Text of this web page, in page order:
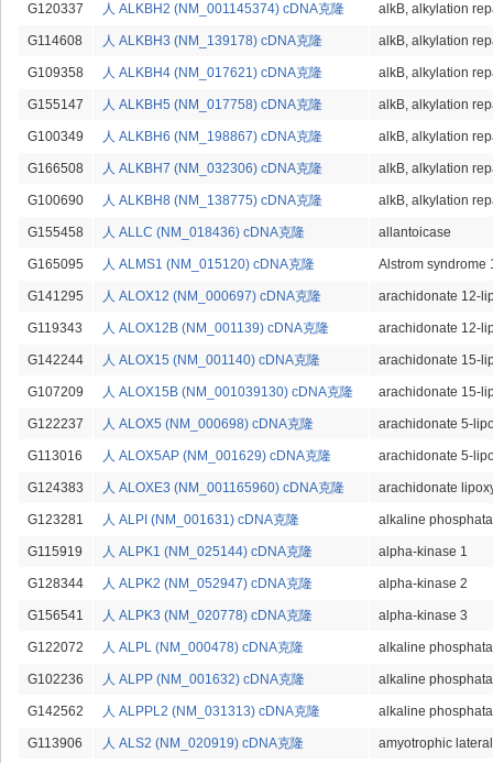
G120337 人 ALKBH2 (NM_001145374) cDNA克隆 alkB, alkylation
G114608 人 ALKBH3 (NM_139178) cDNA克隆 alkB, alkylation
G109358 人 ALKBH4 (NM_017621) cDNA克隆 alkB, alkylation
G155147 人 ALKBH5 (NM_017758) cDNA克隆 alkB, alkylation
G100349 人 ALKBH6 (NM_198867) cDNA克隆 alkB, alkylation
G166508 人 ALKBH7 (NM_032306) cDNA克隆 alkB, alkylation
G100690 人 ALKBH8 (NM_138775) cDNA克隆 alkB, alkylation
G155458 人 ALLC (NM_018436) cDNA克隆 allantoicase
G165095 人 ALMS1 (NM_015120) cDNA克隆 Alstrom syndrome
G141295 人 ALOX12 (NM_000697) cDNA克隆 arachidonate 12-
G119343 人 ALOX12B (NM_001139) cDNA克隆 arachidonate 12-
G142244 人 ALOX15 (NM_001140) cDNA克隆 arachidonate 15-
G107209 人 ALOX15B (NM_001039130) cDNA克隆 arachidonate 15-
G122237 人 ALOX5 (NM_000698) cDNA克隆 arachidonate 5-
G113016 人 ALOX5AP (NM_001629) cDNA克隆 arachidonate 5-
G124383 人 ALOXE3 (NM_001165960) cDNA克隆 arachidonate
G123281 人 ALPI (NM_001631) cDNA克隆 alkaline
G115919 人 ALPK1 (NM_025144) cDNA克隆 alpha-kinase 1
G128344 人 ALPK2 (NM_052947) cDNA克隆 alpha-kinase 2
G156541 人 ALPK3 (NM_020778) cDNA克隆 alpha-kinase 3
G122072 人 ALPL (NM_000478) cDNA克隆 alkaline
G102236 人 ALPP (NM_001632) cDNA克隆 alkaline
G142562 人 ALPPL2 (NM_031313) cDNA克隆 alkaline
G113906 人 ALS2 (NM_020919) cDNA克隆 amyotrophic